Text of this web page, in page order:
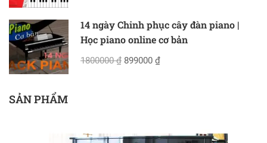
14 ngày Chinh phục cây đàn piano |
Học piano online cơ bản
1800000 ₫ 899000 ₫
SẢN PHẨM